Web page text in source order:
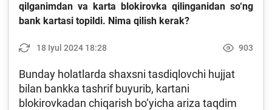
qilganimdan va karta blokirovka qilinganidan so‘ng
bank kartasi topildi. Nima qilish kerak?
18 Iyul 2024 18:28 903
Bunday holatlarda shaxsni tasdiqlovchi hujjat
bilan bankka tashrif buyurib, kartani
blokirovkadan chiqarish bo‘yicha ariza taqdim